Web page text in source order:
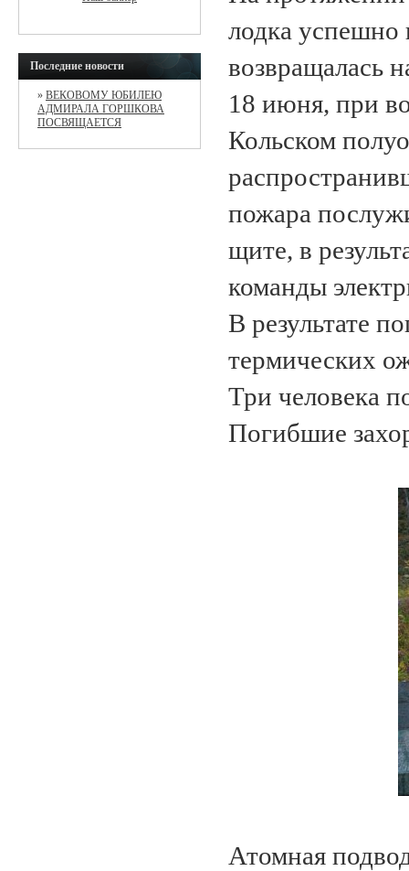
Последние новости
» ВЕКОВОМУ ЮБИЛЕЮ
АДМИРАЛА ГОРШКОВА
ПОСВЯЩАЕТСЯ
лодка успешно
возвращалась
18 июня, при
Кольском
пожара
щите, в
команды
В результате
термических
Три человека
Погибшие
Атомная